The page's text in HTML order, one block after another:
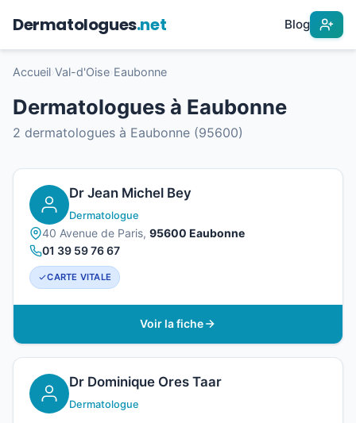
Dermatologues.net Blog
Accueil Val-d'Oise Eaubonne
Dermatologues à Eaubonne
2 dermatologues à Eaubonne (95600)
Dr Jean Michel Bey
Dermatologue
40 Avenue de Paris, 95600 Eaubonne
01 39 59 76 67
CARTE VITALE
Voir la fiche
Dr Dominique Ores Taar
Dermatologue